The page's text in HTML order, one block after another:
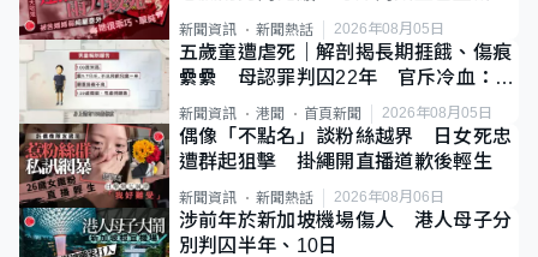
新聞資訊 新聞熱話 2026年08月05日
五歲童遭虐死｜解剖揭長期捱餓、傷痕
纍纍 母認罪判囚22年 官斥冷血：同
類案最惡劣
新聞資訊 港聞 首頁新聞 2026年08月05日
偶像「不點名」談粉絲越界 日女死忠
遭群起狙擊 掛繩開直播道歉後輕生
新聞資訊 新聞熱話 2026年08月06日
涉前年於新加坡機場傷人 港人母子分
別判囚半年、10日